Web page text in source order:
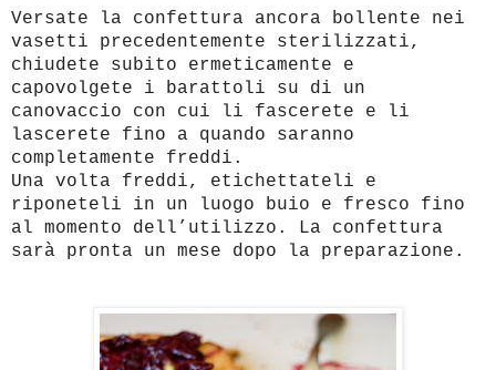
Versate la confettura ancora bollente nei
vasetti precedentemente sterilizzati,
chiudete subito ermeticamente e
capovolgete i barattoli su di un
canovaccio con cui li fascerete e li
lascerete fino a quando saranno
completamente freddi.
Una volta freddi, etichettateli e
riponeteli in un luogo buio e fresco fino
al momento dell’utilizzo. La confettura
sarà pronta un mese dopo la preparazione.